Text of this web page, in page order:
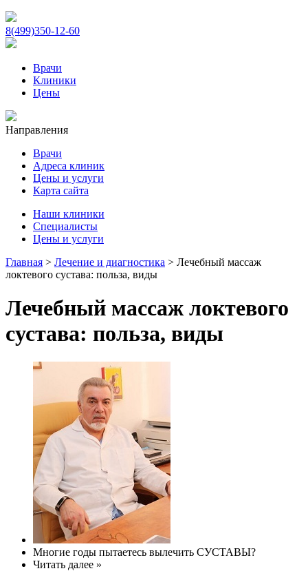
8(499)350-12-60
Врачи
Клиники
Цены
Направления
Врачи
Адреса клиник
Цены и услуги
Карта сайта
Наши клиники
Специалисты
Цены и услуги
Главная > Лечение и диагностика > Лечебный массаж
локтевого сустава: польза, виды
Лечебный массаж локтевого
сустава: польза, виды
Многие годы пытаетесь вылечить СУСТАВЫ?
Читать далее »